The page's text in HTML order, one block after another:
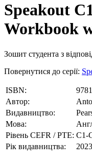
Speakout
Workbook
Зошит студента з
Повернутися до серії:
ISBN:
Автор:
Видавництво:
Мова:
Рівень CEFR / PTE: С1-
Рік видавництва:
2023